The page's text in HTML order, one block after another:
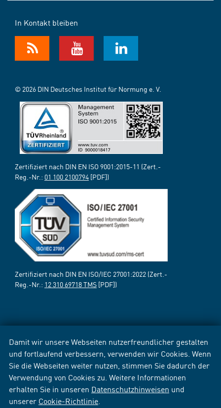
Damit wir unsere Webseiten nutzerfreundlicher gestalten
und fortlaufend verbessern, verwenden wir Cookies. Wenn
Sie die Webseiten weiter nutzen, stimmen Sie dadurch der
Verwendung von Cookies zu. Weitere Informationen
erhalten Sie in unseren Datenschutzhinweisen und
unserer Cookie-Richtlinie
In Kontakt bleiben
© 2026 DIN Deutsches Institut für Normung e. V.
Zertifiziert nach DIN EN ISO 9001:2015-11 (Zert.-
Reg.-Nr.: 01 100 2100794 [PDF])
Zertifiziert nach DIN EN ISO/IEC 27001:2022 (Zert.-
Reg.-Nr.: 12 310 69718 TMS [PDF])